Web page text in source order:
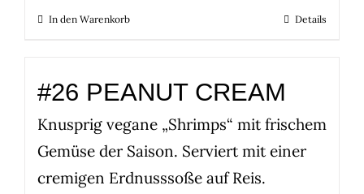
In den Warenkorb Details
#26 PEANUT CREAM
Knusprig vegane „Shrimps“ mit frischem
Gemüse der Saison. Serviert mit einer
cremigen Erdnusssoße auf Reis.